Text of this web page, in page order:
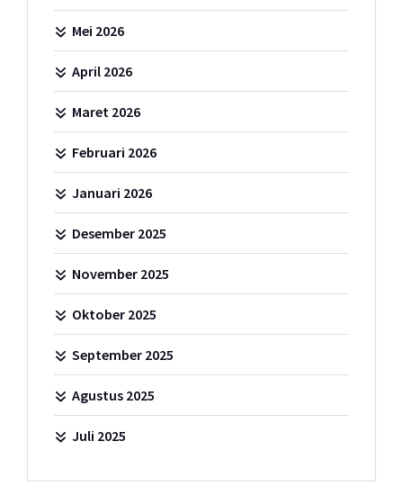
Mei 2026
April 2026
Maret 2026
Februari 2026
Januari 2026
Desember 2025
November 2025
Oktober 2025
September 2025
Agustus 2025
Juli 2025